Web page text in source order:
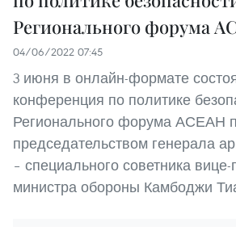
Регионального форума
04/06/2022 07:45
3 июня в онлайн-формате
конференция по политике
Регионального форума АСЕАН
председательством генерала
– специального советника
министра обороны Камбоджи